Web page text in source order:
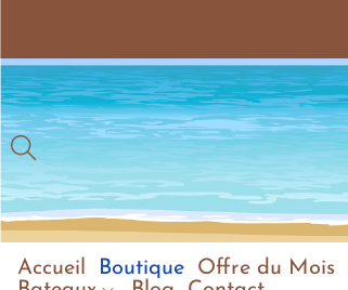
Accueil Boutique Offre du Mois